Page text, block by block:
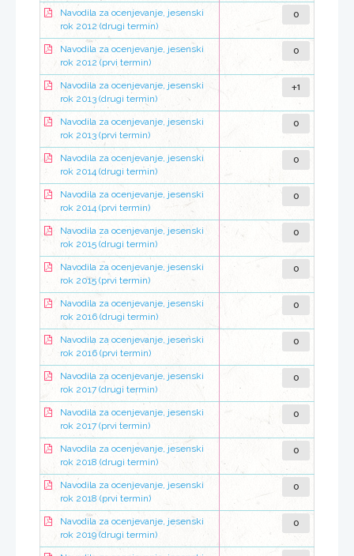
Navodila za ocenjevanje, jesenski
rok 2012 (drugi termin)
0
Navodila za ocenjevanje, jesenski
rok 2012 (prvi termin)
0
Navodila za ocenjevanje, jesenski
rok 2013 (drugi termin)
+1
Navodila za ocenjevanje, jesenski
rok 2013 (prvi termin)
0
Navodila za ocenjevanje, jesenski
rok 2014 (drugi termin)
0
Navodila za ocenjevanje, jesenski
rok 2014 (prvi termin)
0
Navodila za ocenjevanje, jesenski
rok 2015 (drugi termin)
0
Navodila za ocenjevanje, jesenski
rok 2015 (prvi termin)
0
Navodila za ocenjevanje, jesenski
rok 2016 (drugi termin)
0
Navodila za ocenjevanje, jesenski
rok 2016 (prvi termin)
0
Navodila za ocenjevanje, jesenski
rok 2017 (drugi termin)
0
Navodila za ocenjevanje, jesenski
rok 2017 (prvi termin)
0
Navodila za ocenjevanje, jesenski
rok 2018 (drugi termin)
0
Navodila za ocenjevanje, jesenski
rok 2018 (prvi termin)
0
Navodila za ocenjevanje, jesenski
rok 2019 (drugi termin)
0